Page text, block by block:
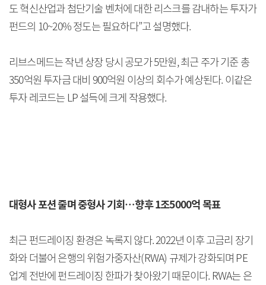
도 혁신산업과 첨단기술 벤처에 대한 리스크를 감내하는 투자가
펀드의 10~20% 정도는 필요하다”고 설명했다.
리브스메드는 작년 상장 당시 공모가 5만원, 최근 주가 기준 총
350억원 투자금 대비 900억원 이상의 회수가 예상된다. 이같은
투자 레코드는 LP 설득에 크게 작용했다.
대형사 포션 줄며 중형사 기회…향후 1조5000억 목표
최근 펀드레이징 환경은 녹록지 않다. 2022년 이후 고금리 장기
화와 더불어 은행의 위험가중자산(RWA) 규제가 강화되며 PE
업계 전반에 펀드레이징 한파가 찾아왔기 때문이다. RWA는 은